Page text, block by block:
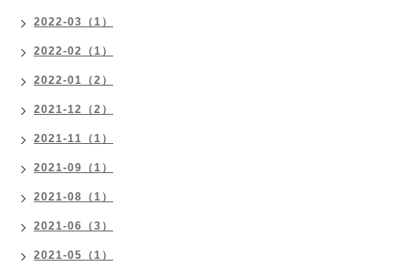
2022-03（1）
2022-02（1）
2022-01（2）
2021-12（2）
2021-11（1）
2021-09（1）
2021-08（1）
2021-06（3）
2021-05（1）